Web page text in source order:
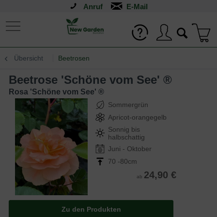
Anruf
Übersicht Beetrosen
Beetrose 'Schöne vom See' ®
Rosa 'Schöne vom See' ®
Sommergrün
Apricot-orangegelb
Sonnig bis
halbschattig
Juni - Oktober
70 -80cm
ab 24,90 €
Zu den Produkten